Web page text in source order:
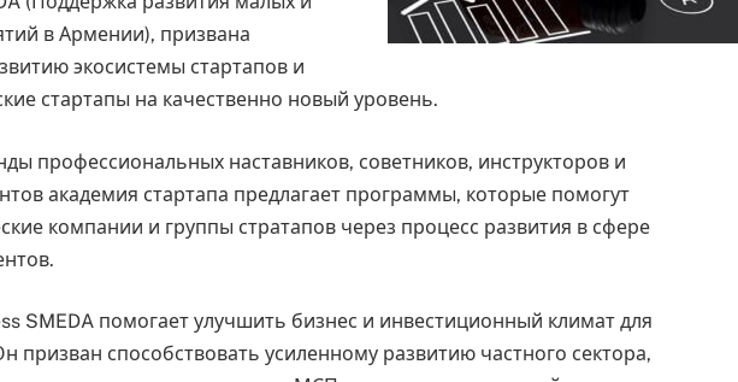
в Армении), призвана
экосистемы стартапов и
стартапы на качественно новый уровень.
профессиональных наставников, советников, инструкторов и
академия стартапа предлагает программы, которые помогут
компании и группы стратапов через процесс развития в сфере
SMEDA помогает улучшить бизнес и инвестиционный климат для
способствовать усиленному развитию частного сектора,